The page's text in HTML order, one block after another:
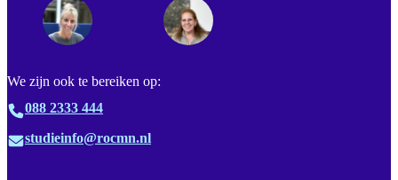
We zijn ook te bereiken op:
088 2333 444
studieinfo@rocmn.nl